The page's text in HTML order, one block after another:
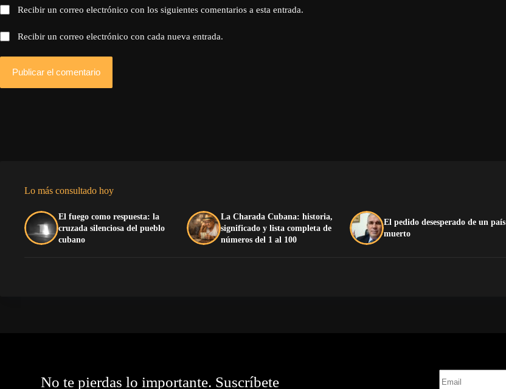
Recibir un correo electrónico con los siguientes comentarios a esta entrada.
Recibir un correo electrónico con cada nueva entrada.
Publicar el comentario
Lo más consultado hoy
El fuego como respuesta: la
cruzada silenciosa del pueblo
cubano
La Charada Cubana: historia,
significado y lista completa de
números del 1 al 100
El pedido desesperado de un país
muerto
No te pierdas lo importante. Suscríbete